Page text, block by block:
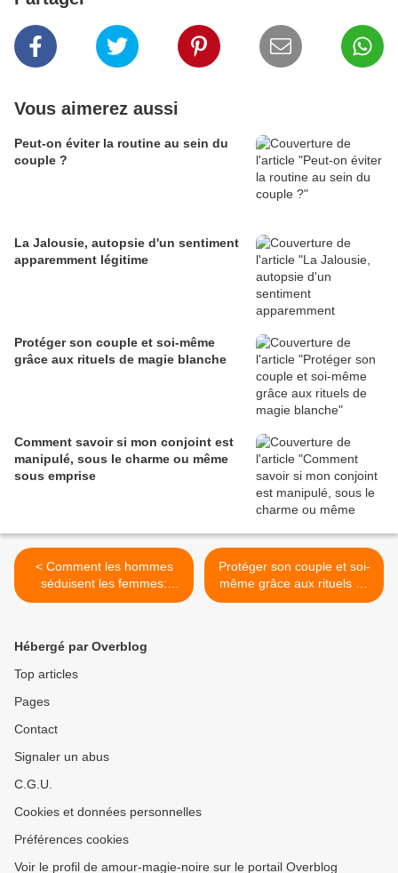
Vous aimerez aussi
Peut-on éviter la routine au sein du
couple ?
La Jalousie, autopsie d'un sentiment
apparemment légitime
Protéger son couple et soi-même
grâce aux rituels de magie blanche
Comment savoir si mon conjoint est
manipulé, sous le charme ou même
sous emprise
< Comment les hommes
séduisent les femmes:
charme, attraction et
Protéger son couple et soi-
même grâce aux rituels de
magie blanche >
Hébergé par Overblog
Top articles
Pages
Contact
Signaler un abus
C.G.U.
Cookies et données personnelles
Préférences cookies
Voir le profil de amour-magie-noire sur le portail Overblog